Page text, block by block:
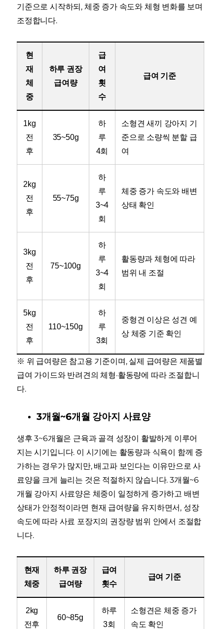
기준으로 시작하되, 체중 증가 속도와 체형 변화를 보며
조정합니다.
현
재
체
중
하루 권장
급여량
급
여
횟
수
급여 기준
1kg
전
후
35~50g
하
루
4회
소형견 새끼 강아지 기
준으로 소량씩 분할 급
여
2kg
전
후
55~75g
하
루
3~4
회
체중 증가 속도와 배변
상태 확인
3kg
전
후
75~100g
하
루
3~4
회
활동량과 체형에 따라
범위 내 조절
5kg
전
후
110~150g
하
루
3회
중형견 이상은 성견 예
상 체중 기준 확인
※ 위 급여량은 참고용 기준이며, 실제 급여량은 제품별
급여 가이드와 반려견의 체형·활동량에 따라 조절합니
다.
3개월~6개월 강아지 사료양
생후 3~6개월은 근육과 골격 성장이 활발하게 이루어
지는 시기입니다. 이 시기에는 활동량과 식욕이 함께 증
가하는 경우가 많지만, 배고파 보인다는 이유만으로 사
료양을 크게 늘리는 것은 적절하지 않습니다. 3개월~6
개월 강아지 사료양은 체중이 일정하게 증가하고 배변
상태가 안정적이라면 현재 급여량을 유지하면서, 성장
속도에 따라 사료 포장지의 권장량 범위 안에서 조절합
니다.
현재
체중
하루 권장
급여량
급여
횟수
급여 기준
2kg
전후
60~85g
하루
3회
소형견은 체중 증가
속도 확인